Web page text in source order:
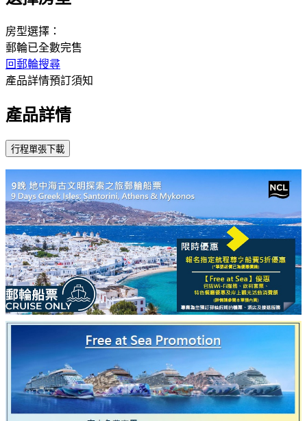
房型選擇：
郵輪已全數完售
回郵輪搜尋
產品詳情預訂須知
產品詳情